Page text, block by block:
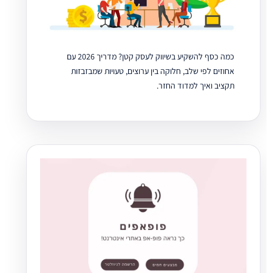
כמה כסף להשקיע בשיווק לעסק קטן? מדריך 2026 עם
אחוזים לפי שלב, חלוקה בין ערוצים, טעויות שמבזבזות
תקציב ואיך למדוד החזר.